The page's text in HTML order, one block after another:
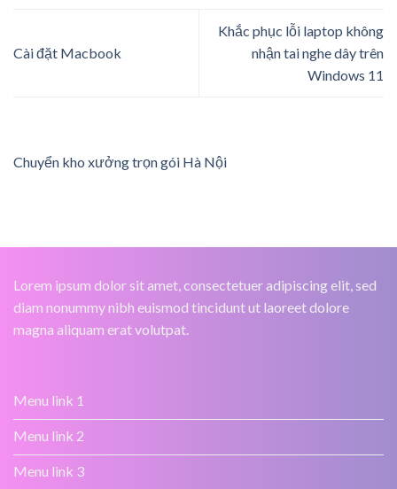
Cài đặt Macbook
Khắc phục lỗi laptop không
nhận tai nghe dây trên
Windows 11
Chuyển kho xưởng trọn gói Hà Nội
Lorem ipsum dolor sit amet, consectetuer adipiscing elit, sed
diam nonummy nibh euismod tincidunt ut laoreet dolore
magna aliquam erat volutpat.
Menu link 1
Menu link 2
Menu link 3